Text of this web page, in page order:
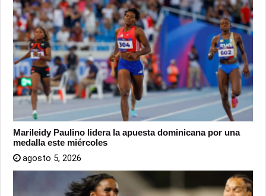
Marileidy Paulino lidera la apuesta dominicana por una
medalla este miércoles
agosto 5, 2026